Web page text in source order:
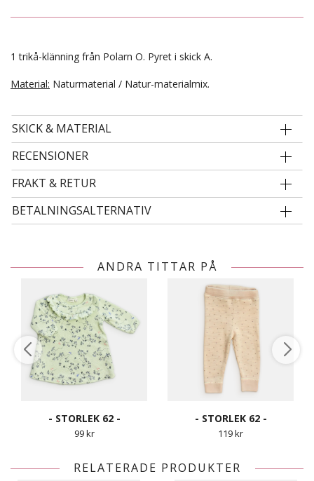
1 trikå-klänning från Polarn O. Pyret i skick A.
Material: Naturmaterial / Natur-materialmix.
SKICK & MATERIAL
RECENSIONER
FRAKT & RETUR
BETALNINGSALTERNATIV
ANDRA TITTAR PÅ
- STORLEK 62 -
99 kr
- STORLEK 62 -
119 kr
RELATERADE PRODUKTER